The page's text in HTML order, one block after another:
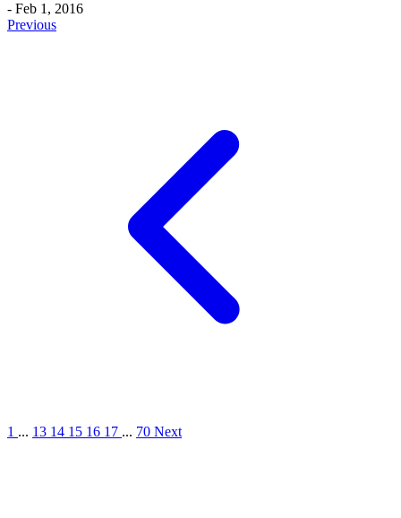
- Feb 1, 2016
Previous
1 ... 13 14 15 16 17 ... 70 Next